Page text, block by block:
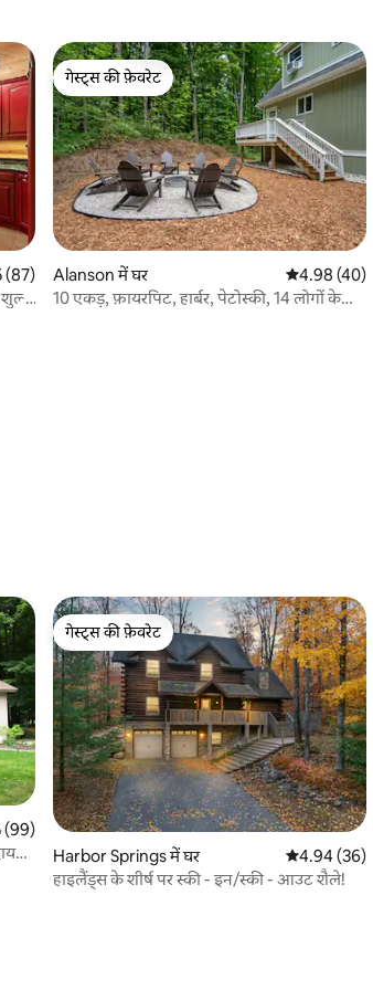
5 में से 4.95, 87 समीक्षाएँ
(87)
शुल्क
गेस्ट्स की फ़ेवरेट
गेस्ट्स की फ़ेवरेट
Alanson में घर औसत रेटिंग 5
4.98 (40)
10 एकड़, फ़ायरपिट, हार्बर, पेटोस्की, 14 लोगों के
5 में से 4.95, 99 समीक्षाएँ
(99)
गेस्ट्स की फ़ेवरेट
गेस्ट्स की फ़ेवरेट
Harbor Springs में घर औसत रेटिंग 5
4.94 (36)
हाइलैंड्स के शीर्ष पर स्की - इन/स्की - आउट शैले!